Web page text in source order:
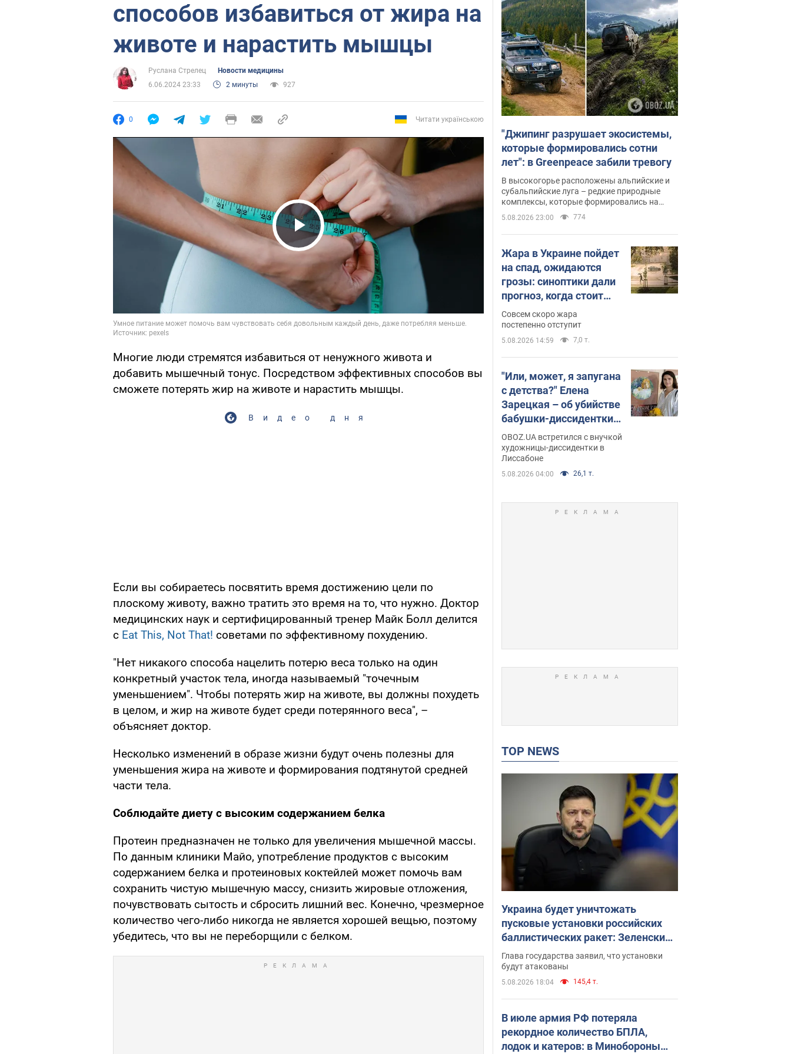
способов избавиться от жира на
животе и нарастить мышцы
Руслана Стрелец
Новости медицины
6.06.2024 23:33
2 минуты 927
0 Читати українською
Play Video
Многие люди стремятся избавиться от ненужного живота и
добавить мышечный тонус. Посредством эффективных способов вы
сможете потерять жир на животе и нарастить мышцы.
Видео дня
Если вы собираетесь посвятить время достижению цели по
плоскому животу, важно тратить это время на то, что нужно. Доктор
медицинских наук и сертифицированный тренер Майк Болл делится
с Eat This, Not That! советами по эффективному похудению.
"Нет никакого способа нацелить потерю веса только на один
конкретный участок тела, иногда называемый "точечным
уменьшением". Чтобы потерять жир на животе, вы должны похудеть
в целом, и жир на животе будет среди потерянного веса", –
объясняет доктор.
Несколько изменений в образе жизни будут очень полезны для
уменьшения жира на животе и формирования подтянутой средней
части тела.
Соблюдайте диету с высоким содержанием белка
Протеин предназначен не только для увеличения мышечной массы.
По данным клиники Майо, употребление продуктов с высоким
содержанием белка и протеиновых коктейлей может помочь вам
сохранить чистую мышечную массу, снизить жировые отложения,
почувствовать сытость и сбросить лишний вес. Конечно, чрезмерное
количество чего-либо никогда не является хорошей вещью, поэтому
убедитесь, что вы не переборщили с белком.
"Джипинг разрушает экосистемы,
которые формировались сотни
лет": в Greenpeace забили тревогу
В высокогорье расположены альпийские и
субальпийские луга – редкие природные
комплексы, которые формировались на
протяжении сотен лет
5.08.2026 23:00 774
Жара в Украине пойдет
на спад, ожидаются
грозы: синоптики дали
прогноз, когда стоит
ожидать изменения
погоды
Совсем скоро жара
постепенно отступит
5.08.2026 14:59 7,0 т.
"Или, может, я запугана
с детства?" Елена
Зарецкая – об убийстве
бабушки-диссидентки
Аллы Горской, критике
сына Стуса и бегстве в
Португалию с пятью
детьми
OBOZ.UA встретился с внучкой
художницы-диссидентки в
Лиссабоне
5.08.2026 04:00 26,1 т.
TOP NEWS
Украина будет уничтожать
пусковые установки российских
баллистических ракет: Зеленский
провел заседание СНБО
Глава государства заявил, что установки
будут атакованы
5.08.2026 18:04 145,4 т.
В июле армия РФ потеряла
рекордное количество БПЛА,
лодок и катеров: в Минобороны